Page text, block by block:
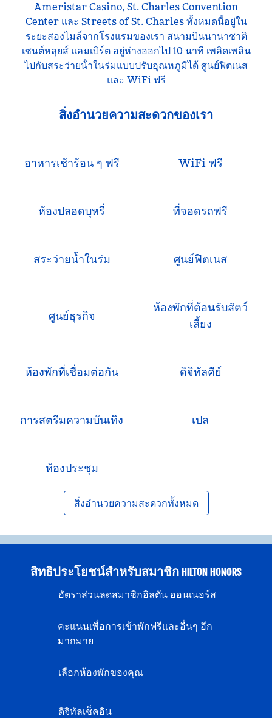
Ameristar Casino, St. Charles Convention
Center และ Streets of St. Charles ทั้งหมดนี้อยู่ใน
ระยะสองไมล์จากโรงแรมของเรา สนามบินนานาชาติ
เซนต์หลุยส์ แลมเบิร์ต อยู่ห่างออกไป 10 นาที เพลิดเพลิน
ไปกับสระว่ายน้ําในร่มแบบปรับอุณหภูมิได้ ศูนย์ฟิตเนส
และ WiFi ฟรี
สิ่งอํานวยความสะดวกของเรา
อาหารเช้าร้อน ๆ ฟรี WiFi ฟรี
ห้องปลอดบุหรี่ ที่จอดรถฟรี
สระว่ายน้ำในร่ม ศูนย์ฟิตเนส
ศูนย์ธุรกิจ
ห้องพักที่ต้อนรับสัตว์
เลี้ยง
ห้องพักที่เชื่อมต่อกัน ดิจิทัลคีย์
การสตรีมความบันเทิง เปล
ห้องประชุม
สิ่งอํานวยความสะดวกทั้งหมด
สิทธิประโยชน์สำหรับสมาชิก HILTON HONORS
อัตราส่วนลดสมาชิกฮิลตัน ออนเนอร์ส
คะแนนเพื่อการเข้าพักฟรีและอื่นๆ อีก
มากมาย
เลือกห้องพักของคุณ
ดิจิทัลเช็คอิน